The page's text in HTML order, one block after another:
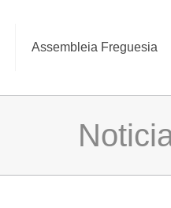
Assembleia Freguesia